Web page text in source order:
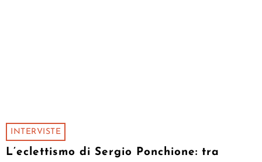
INTERVISTE
L’eclettismo di Sergio Ponchione: tra